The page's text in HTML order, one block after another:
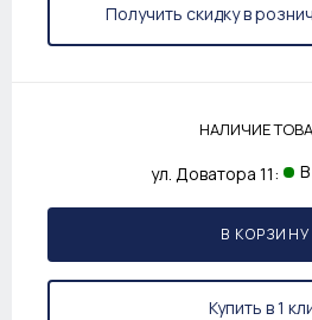
Получить скидку в
НАЛИЧИЕ
ул. Доватора 11:
В КОРЗИНУ
Купить в 1